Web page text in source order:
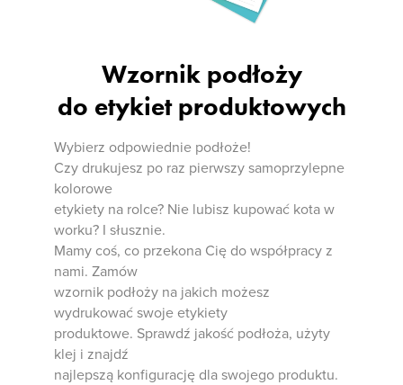
Wzornik podłoży
do etykiet produktowych
Wybierz odpowiednie podłoże!
Czy drukujesz po raz pierwszy samoprzylepne
kolorowe
etykiety na rolce? Nie lubisz kupować kota w
worku? I słusznie.
Mamy coś, co przekona Cię do współpracy z
nami. Zamów
wzornik podłoży na jakich możesz
wydrukować swoje etykiety
produktowe. Sprawdź jakość podłoża, użyty
klej i znajdź
najlepszą konfigurację dla swojego produktu.